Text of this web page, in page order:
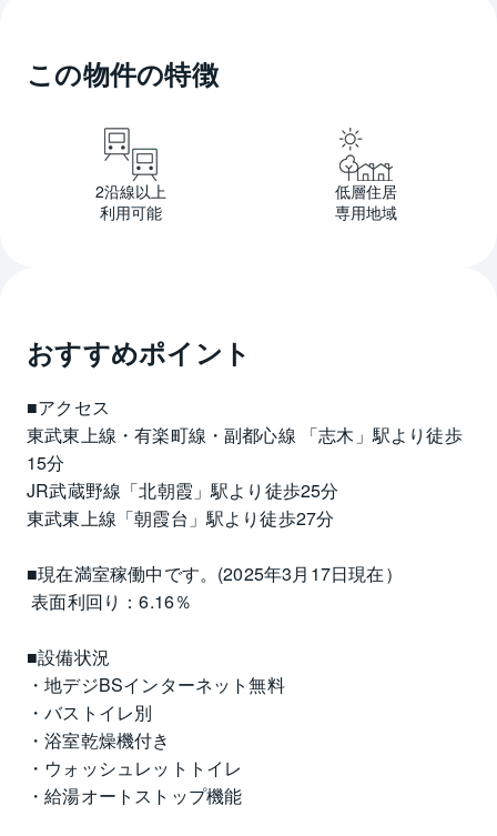
この物件の特徴
2沿線以上
利用可能
低層住居
専用地域
おすすめポイント
■アクセス
東武東上線・有楽町線・副都心線 「志木」駅より徒歩
15分
JR武蔵野線「北朝霞」駅より徒歩25分
東武東上線「朝霞台」駅より徒歩27分
■現在満室稼働中です。(2025年3月17日現在）
表面利回り：6.16％
■設備状況
・地デジBSインターネット無料
・バストイレ別
・浴室乾燥機付き
・ウォッシュレットトイレ
・給湯オートストップ機能